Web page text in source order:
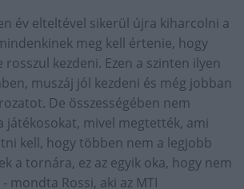
év elteltével sikerül újra kiharcolni a
meg kell értenie, hogy
kezdeni. Ezen a szinten ilyen
muszáj jól kezdeni és még jobban
De összességében nem
játékosokat, mivel megtették, ami
kell, hogy többen nem a legjobb
a tornára, ez az egyik oka, hogy nem
mondta Rossi, aki az MTI